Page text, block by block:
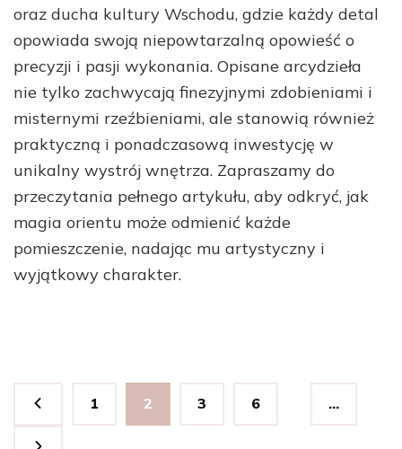
oraz ducha kultury Wschodu, gdzie każdy detal
opowiada swoją niepowtarzalną opowieść o
precyzji i pasji wykonania. Opisane arcydzieła
nie tylko zachwycają finezyjnymi zdobieniami i
misternymi rzeźbieniami, ale stanowią również
praktyczną i ponadczasową inwestycję w
unikalny wystrój wnętrza. Zapraszamy do
przeczytania pełnego artykułu, aby odkryć, jak
magia orientu może odmienić każde
pomieszczenie, nadając mu artystyczny i
wyjątkowy charakter.
Stronicowanie
Strona
1 Strona
2 Strona
3 …
Strona
6